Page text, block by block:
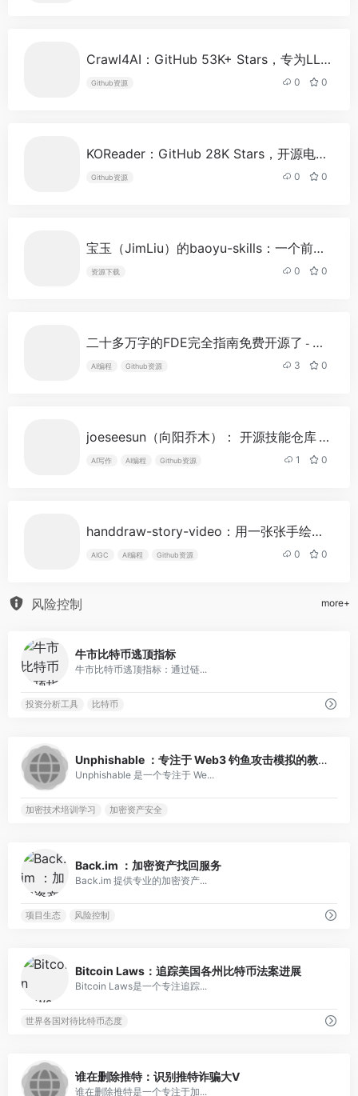
UNITREE TOP1持仓地址仓位规模
达47.8万美元，目前浮盈5.3万美元
Deribit：约23.25亿美元的比特币
和以太坊期权今日到期
Trade.xyz已使用345万美元手续
累计融资3056亿美元
国防技术公司Hadrian完成13.7亿
港股OpenClaw概念股多数走强，
MINIMAX-W涨超10%
Clarity法案今日迎休会前关键考
验，白宫回应及程序性投票成焦点
10
AI公司幕后“她”力量
Crawl4AI：GitHub 53K+ Stars，专为LLM优化的开源爬虫，把整个互联网变成RAG就绪的Markdown
Github资源 0 0
KOReader：GitHub 28K Stars，开源电纸书瑞士军刀，一个软件通吃所有格式和所有设备
Github资源 0 0
宝玉（JimLiu）的baoyu-skills：一个前端工程师把20+AI技能做成了内容创作全家桶
资源下载 0 0
二十多万字的FDE完全指南免费开源了 - 最新版
AI编程 Github资源 3 0
joeseesun（向阳乔木）： 开源技能仓库
AI写作 AI编程 Github资源 1 0
handdraw-story-video：用一张张手绘母图，自动生成线稿逐渐上色的暖心竖屏短视频
AIGC AI编程 Github资源 0 0
风险控制 more+
牛市比特币逃顶指标
牛市比特币逃顶指标：通过链...
投资分析工具 比特币
Unphishable ：专注于 Web3 钓鱼攻击模拟的教育平台
Unphishable 是一个专注于 We...
加密技术培训学习 加密资产安全
Back.im ：加密资产找回服务
Back.im 提供专业的加密资产...
项目生态 风险控制
Bitcoin Laws：追踪美国各州比特币法案进展
Bitcoin Laws是一个专注追踪...
世界各国对待比特币态度
谁在删除推特：识别推特诈骗大V
谁在删除推特是一个专注于加...